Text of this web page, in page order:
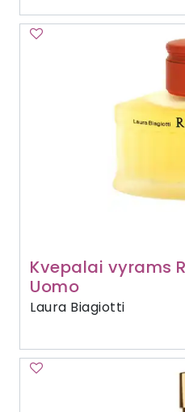
Kvepalai vyrams
Uomo
Laura Biagiotti